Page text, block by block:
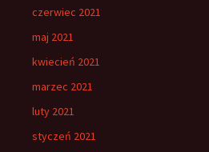
czerwiec 2021
maj 2021
kwiecień 2021
marzec 2021
luty 2021
styczeń 2021